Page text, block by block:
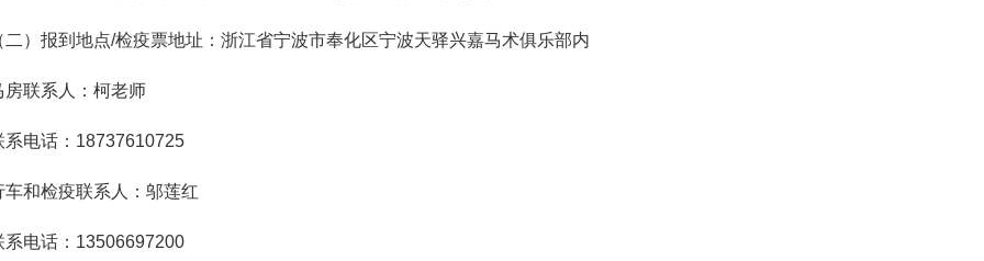
二）报到地点/检疫票地址：浙江省宁波市奉化区宁波天驿兴嘉马术俱乐部内
房联系人：柯老师
系电话：18737610725
车和检疫联系人：邬莲红
系电话：13506697200